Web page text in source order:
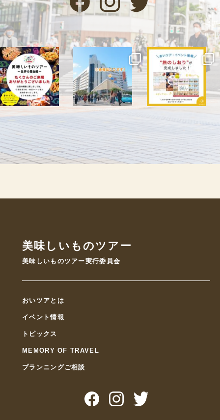
美味しいものツアー
美味しいものツアー実行委員会
おいツアとは
イベント情報
トピックス
MEMORY OF TRAVEL
プランニングご相談